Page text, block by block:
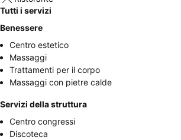
Tutti i servizi
Benessere
Centro estetico
Massaggi
Trattamenti per il corpo
Massaggi con pietre calde
Servizi della struttura
Centro congressi
Discoteca